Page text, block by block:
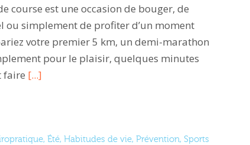
course est une occasion de bouger, de
ou simplement de profiter d’un moment
votre premier 5 km, un demi-marathon
pour le plaisir, quelques minutes
faire [...]
, Été, Habitudes de vie, Prévention, Sports